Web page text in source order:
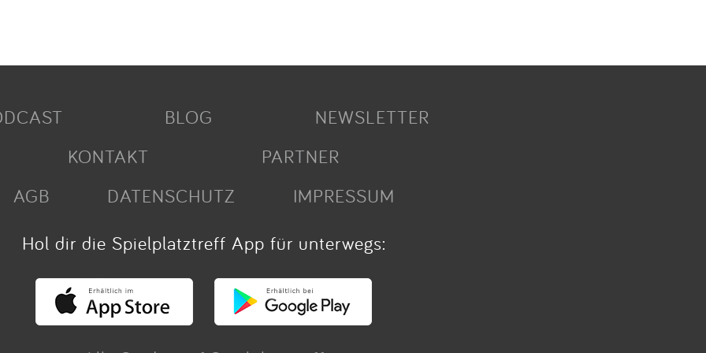
BLOG
NEWSLETTER
KONTAKT
PARTNER
AGB
DATENSCHUTZ
IMPRESSUM
Hol dir die Spielplatztreff App für unterwegs: